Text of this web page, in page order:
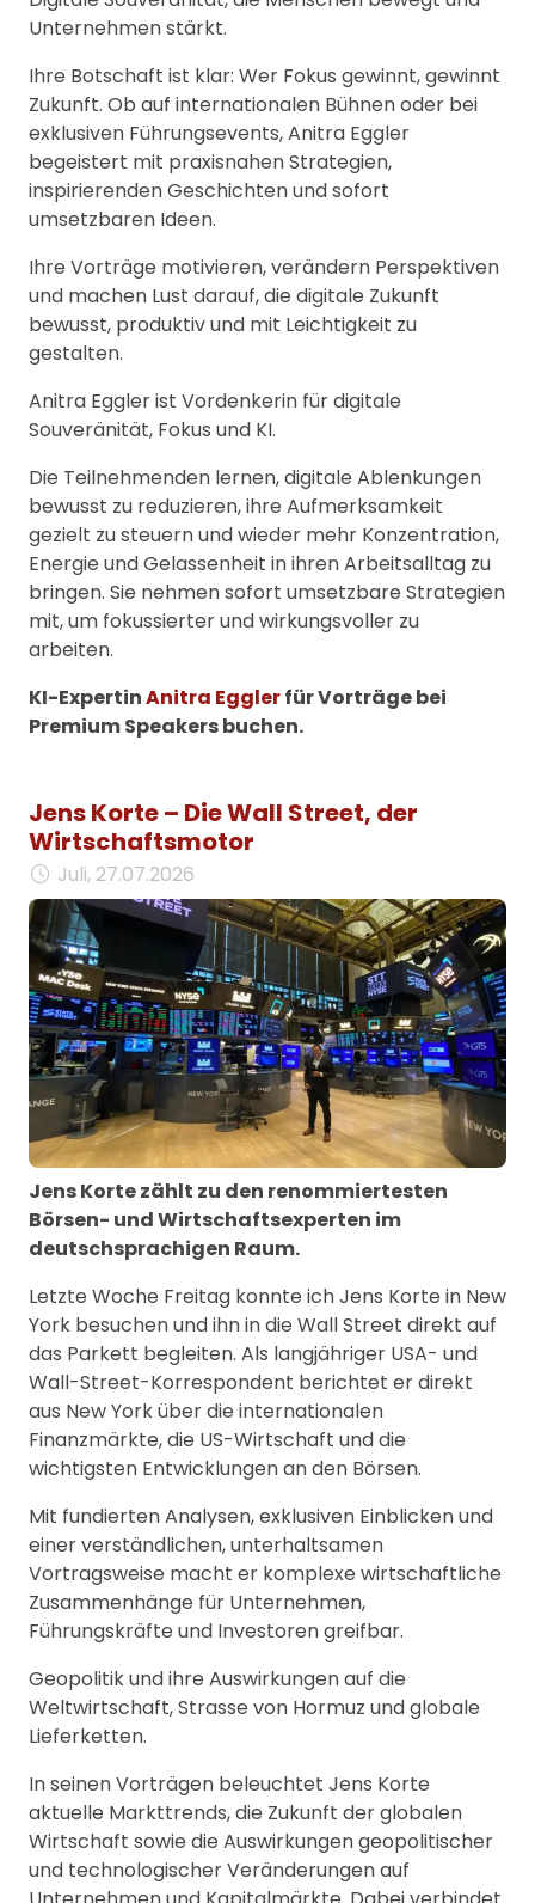
Unternehmen stärkt.
Ihre Botschaft ist klar: Wer Fokus gewinnt, gewinnt
Zukunft. Ob auf internationalen Bühnen oder bei
exklusiven Führungsevents, Anitra Eggler
begeistert mit praxisnahen Strategien,
inspirierenden Geschichten und sofort
umsetzbaren Ideen.
Ihre Vorträge motivieren, verändern Perspektiven
und machen Lust darauf, die digitale Zukunft
bewusst, produktiv und mit Leichtigkeit zu
gestalten.
Anitra Eggler ist Vordenkerin für digitale
Souveränität, Fokus und KI.
Die Teilnehmenden lernen, digitale Ablenkungen
bewusst zu reduzieren, ihre Aufmerksamkeit
gezielt zu steuern und wieder mehr Konzentration,
Energie und Gelassenheit in ihren Arbeitsalltag zu
bringen. Sie nehmen sofort umsetzbare Strategien
mit, um fokussierter und wirkungsvoller zu
arbeiten.
KI-ExpertinAnitra Egglerfür Vorträge bei
Premium Speakers buchen.
Jens Korte – Die Wall Street, der
Wirtschaftsmotor
Juli, 27.07.2026
Jens Korte zählt zu den renommiertesten
Börsen- und Wirtschaftsexperten im
deutschsprachigen Raum.
Letzte Woche Freitag konnte ich Jens Korte in New
York besuchen und ihn in die Wall Street direkt auf
das Parkett begleiten. Als langjähriger USA- und
Wall-Street-Korrespondent berichtet er direkt
aus New York über die internationalen
Finanzmärkte, die US-Wirtschaft und die
wichtigsten Entwicklungen an den Börsen.
Mit fundierten Analysen, exklusiven Einblicken und
einer verständlichen, unterhaltsamen
Vortragsweise macht er komplexe wirtschaftliche
Zusammenhänge für Unternehmen,
Führungskräfte und Investoren greifbar.
Geopolitik und ihre Auswirkungen auf die
Weltwirtschaft, Strasse von Hormuz und globale
Lieferketten.
In seinen Vorträgen beleuchtet Jens Korte
aktuelle Markttrends, die Zukunft der globalen
Wirtschaft sowie die Auswirkungen geopolitischer
und technologischer Veränderungen auf